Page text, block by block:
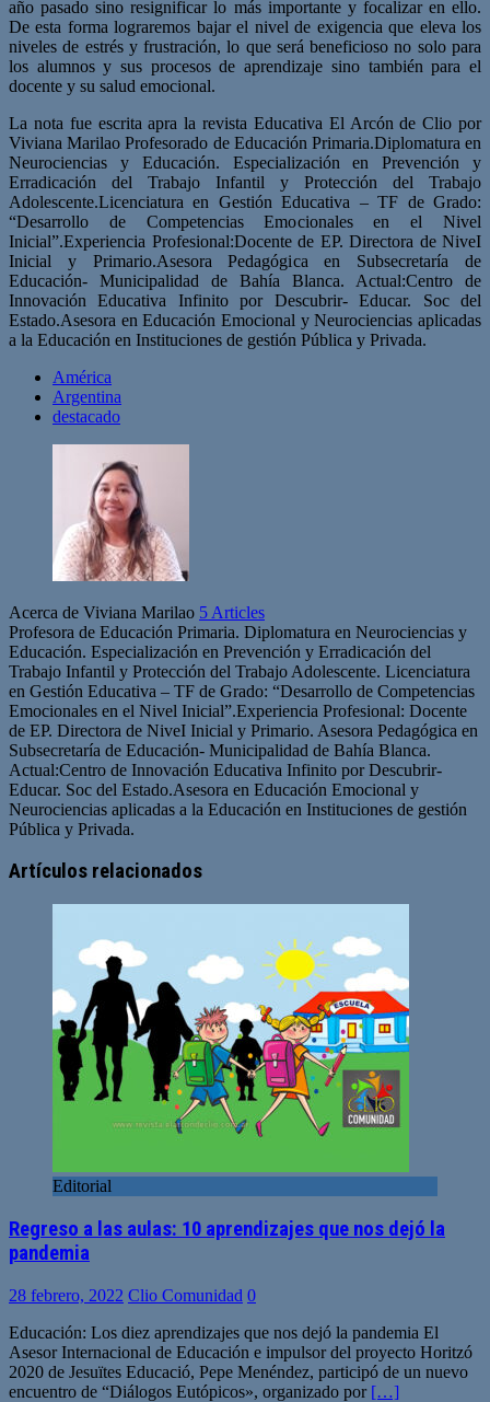
año pasado sino resignificar lo más importante y focalizar en ello.
De esta forma lograremos bajar el nivel de exigencia que eleva los
niveles de estrés y frustración, lo que será beneficioso no solo para
los alumnos y sus procesos de aprendizaje sino también para el
docente y su salud emocional.
La nota fue escrita apra la revista Educativa El Arcón de Clio por
Viviana Marilao Profesorado de Educación Primaria.Diplomatura en
Neurociencias y Educación. Especialización en Prevención y
Erradicación del Trabajo Infantil y Protección del Trabajo
Adolescente.Licenciatura en Gestión Educativa – TF de Grado:
“Desarrollo de Competencias Emocionales en el Nivel
Inicial”.Experiencia Profesional:Docente de EP. Directora de NiveI
Inicial y Primario.Asesora Pedagógica en Subsecretaría de
Educación- Municipalidad de Bahía Blanca. Actual:Centro de
Innovación Educativa Infinito por Descubrir- Educar. Soc del
Estado.Asesora en Educación Emocional y Neurociencias aplicadas
a la Educación en Instituciones de gestión Pública y Privada.
América
Argentina
destacado
Acerca de Viviana Marilao 5 Articles
Profesora de Educación Primaria. Diplomatura en Neurociencias y
Educación. Especialización en Prevención y Erradicación del
Trabajo Infantil y Protección del Trabajo Adolescente. Licenciatura
en Gestión Educativa – TF de Grado: “Desarrollo de Competencias
Emocionales en el Nivel Inicial”.Experiencia Profesional: Docente
de EP. Directora de NiveI Inicial y Primario. Asesora Pedagógica en
Subsecretaría de Educación- Municipalidad de Bahía Blanca.
Actual:Centro de Innovación Educativa Infinito por Descubrir-
Educar. Soc del Estado.Asesora en Educación Emocional y
Neurociencias aplicadas a la Educación en Instituciones de gestión
Pública y Privada.
Artículos relacionados
Editorial
Regreso a las aulas: 10 aprendizajes que nos dejó la
pandemia
28 febrero, 2022 Clio Comunidad 0
Educación: Los diez aprendizajes que nos dejó la pandemia El
Asesor Internacional de Educación e impulsor del proyecto Horitzó
2020 de Jesuïtes Educació, Pepe Menéndez, participó de un nuevo
encuentro de “Diálogos Eutópicos», organizado por […]